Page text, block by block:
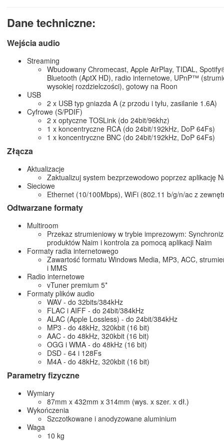
Dane techniczne:
Wejścia audio
Streaming
Wbudowany Chromecast, Apple AirPlay, TIDAL,
Bluetooth (AptX HD), radio internetowe, UPnP™
wysokiej rozdzielczości), gotowy na Roon
USB
2 x USB typ gniazda A (z przodu i tyłu, zasilanie 1.6A)
Cyfrowe (S/PDIF)
2 x optyczne TOSLink (do 24bit/96khz)
1 x koncentryczne RCA (do 24bit/192kHz, DoP 64Fs)
1 x koncentryczne BNC (do 24bit/192kHz, DoP 64Fs)
Złącza
Aktualizacje
Zaktualizuj system bezprzewodowo poprzez aplikację
Sieciowe
Ethernet (10/100Mbps), WiFi (802.11 b/g/n/ac z
Odtwarzane formaty
Multiroom
Przekaz strumieniowy w trybie imprezowym:
produktów Naim i kontrola za pomocą aplikacji Naim
Formaty radia internetowego
Zawartość formatu Windows Media, MP3, ACC,
i MMS
Radio internetowe
vTuner premium 5*
Formaty plików audio
WAV - do 32bits/384kHz
FLAC i AIFF - do 24bit/384kHz
ALAC (Apple Lossless) - do 24bit/384kHz
MP3 - do 48kHz, 320kbit (16 bit)
AAC - do 48kHz, 320kbit (16 bit)
OGG i WMA - do 48kHz (16 bit)
DSD - 64 i 128Fs
M4A - do 48kHz, 320kbit (16 bit)
Parametry fizyczne
Wymiary
87mm x 432mm x 314mm (wys. x szer. x dł.)
Wykończenia
Szczotkowane i anodyzowane aluminium
Waga
10 kg